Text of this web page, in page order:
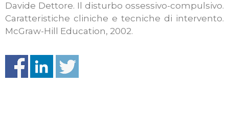
Davide Dettore. Il disturbo ossessivo-compulsivo.
Caratteristiche cliniche e tecniche di intervento.
McGraw-Hill Education, 2002.